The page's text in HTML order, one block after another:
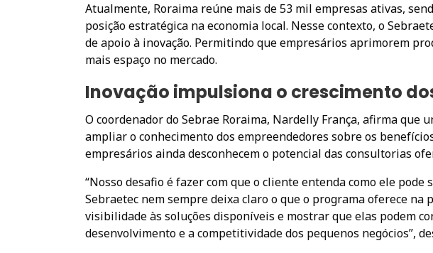
Atualmente, Roraima reúne mais de 53 mil empresas ativas,
posição estratégica na economia local. Nesse contexto, o
de apoio à inovação. Permitindo que empresários aprimorem
mais espaço no mercado.
Inovação impulsiona o crescimento
O coordenador do Sebrae Roraima, Nardelly França, afirma que
ampliar o conhecimento dos empreendedores sobre os
empresários ainda desconhecem o potencial das consultorias
“Nosso desafio é fazer com que o cliente entenda como ele pode
Sebraetec nem sempre deixa claro o que o programa oferece na
visibilidade às soluções disponíveis e mostrar que elas podem
desenvolvimento e a competitividade dos pequenos negócios”,